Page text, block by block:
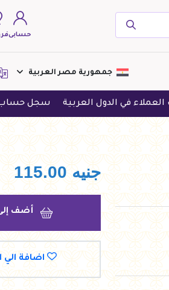
حسابى
لا يوجد
جمهورية مصر العربية
العربية سجل حساب للحصول
جنيه 115.00
أضف
اضافة